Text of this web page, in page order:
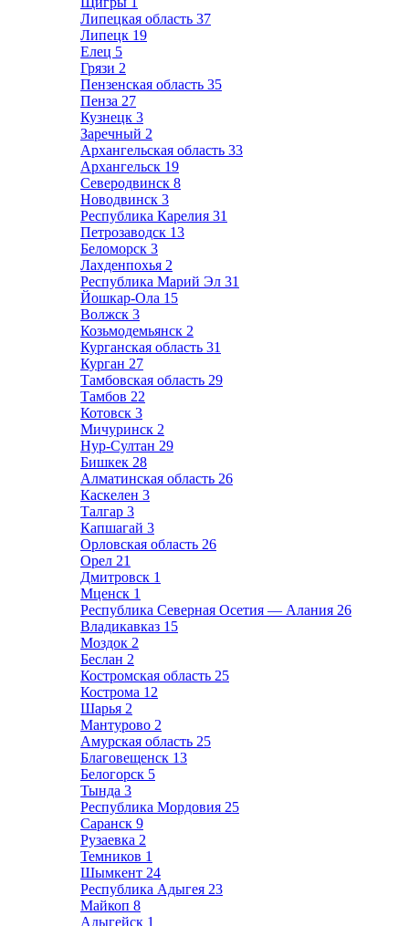
Липецкая область 37
Липецк 19
Елец 5
Грязи 2
Пензенская область 35
Пенза 27
Кузнецк 3
Заречный 2
Архангельская область 33
Архангельск 19
Северодвинск 8
Новодвинск 3
Республика Карелия 31
Петрозаводск 13
Беломорск 3
Лахденпохья 2
Республика Марий Эл 31
Йошкар-Ола 15
Волжск 3
Козьмодемьянск 2
Курганская область 31
Курган 27
Тамбовская область 29
Тамбов 22
Котовск 3
Мичуринск 2
Нур-Султан 29
Бишкек 28
Алматинская область 26
Каскелен 3
Талгар 3
Капшагай 3
Орловская область 26
Орел 21
Дмитровск 1
Мценск 1
Республика Северная Осетия — Алания 26
Владикавказ 15
Моздок 2
Беслан 2
Костромская область 25
Кострома 12
Шарья 2
Мантурово 2
Амурская область 25
Благовещенск 13
Белогорск 5
Тында 3
Республика Мордовия 25
Саранск 9
Рузаевка 2
Темников 1
Шымкент 24
Республика Адыгея 23
Майкоп 8
Адыгейск 1